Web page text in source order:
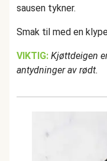
sausen tykner.
Smak til med en
VIKTIG: Kjøttdeigen
antydninger av rødt.